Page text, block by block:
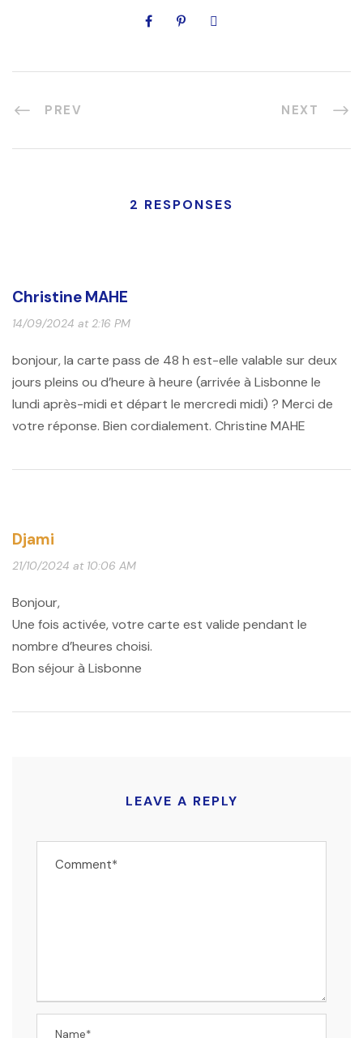
PREV NEXT
2 RESPONSES
Christine MAHE
14/09/2024 at 2:16 PM
bonjour, la carte pass de 48 h est-elle valable sur deux
jours pleins ou d’heure à heure (arrivée à Lisbonne le
lundi après-midi et départ le mercredi midi) ? Merci de
votre réponse. Bien cordialement. Christine MAHE
Djami
21/10/2024 at 10:06 AM
Bonjour,
Une fois activée, votre carte est valide pendant le
nombre d’heures choisi.
Bon séjour à Lisbonne
LEAVE A REPLY